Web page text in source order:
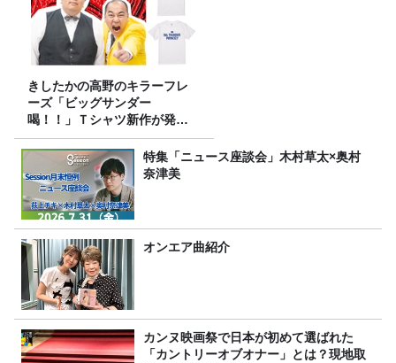
きしたかの高野のキラーフレ
ーズ「ビッグサンダー
喝！！」Ｔシャツ新作が発売
決定！
特集「ニュース座談会」木村草太×奥村
奈津美
オンエア曲紹介
カンヌ映画祭で日本が初めて選ばれた
「カントリーオブオナー」とは？現地取